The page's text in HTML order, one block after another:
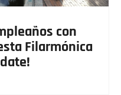
con
Filarmónica